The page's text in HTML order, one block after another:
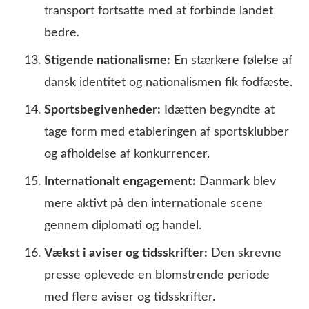
transport fortsatte med at forbinde landet
bedre.
Stigende nationalisme: En stærkere følelse af
dansk identitet og nationalismen fik fodfæste.
Sportsbegivenheder: Idætten begyndte at
tage form med etableringen af sportsklubber
og afholdelse af konkurrencer.
Internationalt engagement: Danmark blev
mere aktivt på den internationale scene
gennem diplomati og handel.
Vækst i aviser og tidsskrifter: Den skrevne
presse oplevede en blomstrende periode
med flere aviser og tidsskrifter.